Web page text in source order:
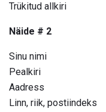
Trükitud allkiri
Näide # 2
Sinu nimi
Pealkiri
Aadress
Linn, riik, postiindeks